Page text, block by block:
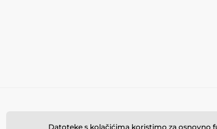
Datoteke s kolačićima koristimo za osnovno